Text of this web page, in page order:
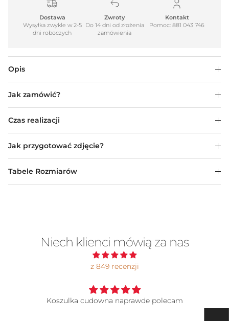
Dostawa
Wysyłka zwykle w 2-5
dni roboczych
Zwroty
Do 14 dni od złożenia
zamówienia
Kontakt
Pomoc: 881 043 746
Opis
Jak zamówić?
Czas realizacji
Jak przygotować zdjęcie?
Tabele Rozmiarów
Niech klienci mówią za nas
z 849 recenzji
Koszulka
Super jakość chociaż i tak największe pokłony